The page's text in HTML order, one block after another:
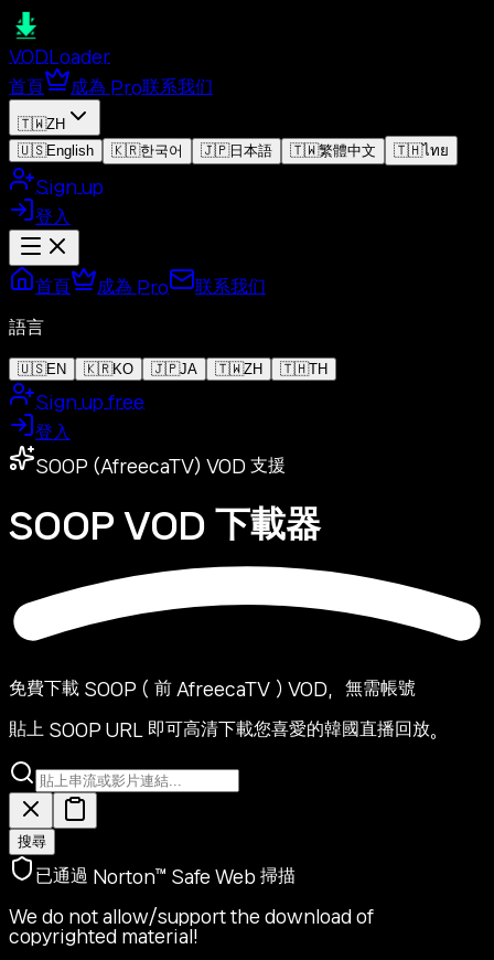
VODLoader
首頁
成為 Pro联系我们
🇹🇼ZH
🇺🇸English 🇰🇷한국어 🇯🇵日本語 🇹🇼繁體中文 🇹🇭ไทย
Sign up
登入
首頁 成為 Pro 联系我们
語言
🇺🇸EN 🇰🇷KO 🇯🇵JA 🇹🇼ZH 🇹🇭TH
Sign up free
登入
SOOP (AfreecaTV) VOD 支援
SOOP VOD 下載器
免費下載 SOOP（前 AfreecaTV）VOD，無需帳號
貼上 SOOP URL 即可高清下載您喜愛的韓國直播回放。
搜尋
已通過 Norton™ Safe Web 掃描
We do not allow/support the download of
copyrighted material!